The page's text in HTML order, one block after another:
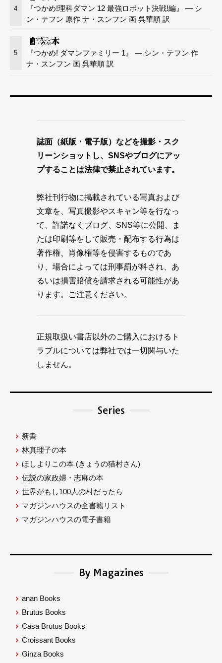
4
『つかめ!理科ダマン 12 最強ロボット決戦!編』 — シ
ン・テフン 原作 ナ・スンフン 画 呉華順 訳
5
『つかめ! ダマンファミリー 1』 — シン・テフン 作
ナ・スンフン 画 呉華順 訳
誌面（紙版・電子版）などを撮影・スク
リーンショットし、SNSやブログにアッ
プすることは法律で禁止されています。
弊社刊行物に掲載されている写真および
文章を、写真撮影やスキャン等を行なっ
て、許諾なくブログ、SNS等に公開、ま
たは印刷等をして販売・配布する行為は
著作権、肖像権等を侵害するものであ
り、場合によっては刑事罰が科され、あ
るいは損害賠償を請求される可能性があ
ります。ご注意ください。
正規取扱い書店以外のご購入におけるト
ラブルについては弊社では一切関与いた
しません。
Series
新書
林真理子の本
ほしよりこの本 (きょうの猫村さん)
伝説の家政婦・志麻の本
世界がもし100人の村だったら
マガジンハウスの全書籍リスト
マガジンハウスの電子書籍
By Magazines
anan Books
Brutus Books
Casa Brutus Books
Croissant Books
Ginza Books